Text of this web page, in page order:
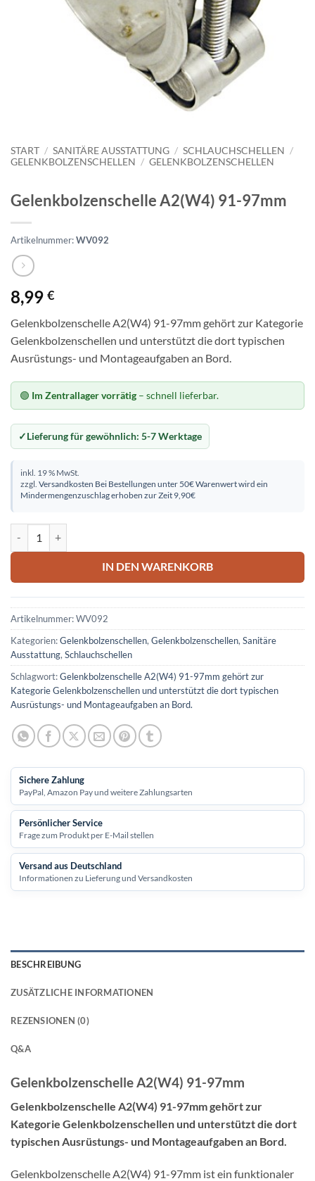
START / SANITÄRE AUSSTATTUNG / SCHLAUCHSCHELLEN /
GELENKBOLZENSCHELLEN / GELENKBOLZENSCHELLEN
Gelenkbolzenschelle A2(W4) 91-97mm
Artikelnummer:WV092
8,99 €
Gelenkbolzenschelle A2(W4) 91-97mm gehört zur Kategorie
Gelenkbolzenschellen und unterstützt die dort typischen
Ausrüstungs- und Montageaufgaben an Bord.
🟢 Im Zentrallager vorrätig – schnell lieferbar.
Lieferung für gewöhnlich: 5-7 Werktage
inkl. 19 % MwSt.
zzgl. Versandkosten Bei Bestellungen unter 50€ Warenwert wird ein
Mindermengenzuschlag erhoben zur Zeit 9,90€
IN DEN WARENKORB
Artikelnummer:WV092
Kategorien:Gelenkbolzenschellen, Gelenkbolzenschellen, Sanitäre
Ausstattung, Schlauchschellen
Schlagwort:Gelenkbolzenschelle A2(W4) 91-97mm gehört zur
Kategorie Gelenkbolzenschellen und unterstützt die dort typischen
Ausrüstungs- und Montageaufgaben an Bord.
Sichere Zahlung
PayPal, Amazon Pay und weitere Zahlungsarten
Persönlicher Service
Frage zum Produkt per E-Mail stellen
Versand aus Deutschland
Informationen zu Lieferung und Versandkosten
BESCHREIBUNG
ZUSÄTZLICHE INFORMATIONEN
REZENSIONEN (0)
Q&A
Gelenkbolzenschelle A2(W4) 91-97mm
Gelenkbolzenschelle A2(W4) 91-97mm gehört zur
Kategorie Gelenkbolzenschellen und unterstützt die dort
typischen Ausrüstungs- und Montageaufgaben an Bord.
Gelenkbolzenschelle A2(W4) 91-97mm ist ein funktionaler